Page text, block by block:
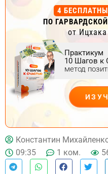
4
ПО
от
Практикум
10 Шагов к
метод
ДЕЙСТВУЙ
Константин
09:35
1 ком.